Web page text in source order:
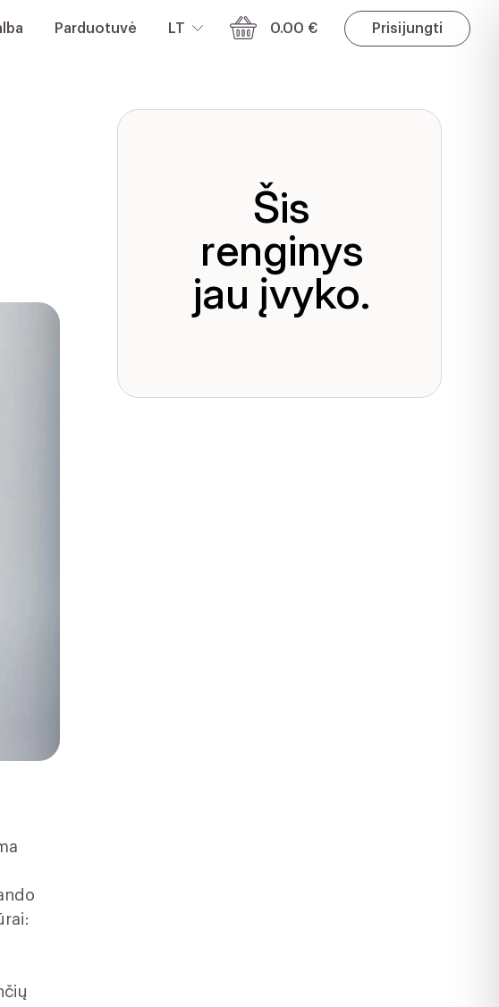
Parduotuvė LT 0.00 € Prisijungti
Šis
renginys
jau įvyko.